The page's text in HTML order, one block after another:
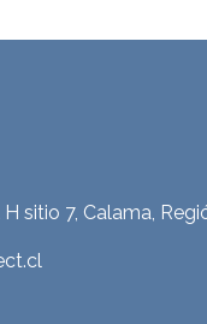
sitio 7, Calama,